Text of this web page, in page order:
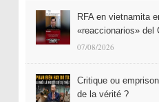
RFA en vietnamita
«reaccionarios» del
07/08/2026
Critique ou
de la vérité ?